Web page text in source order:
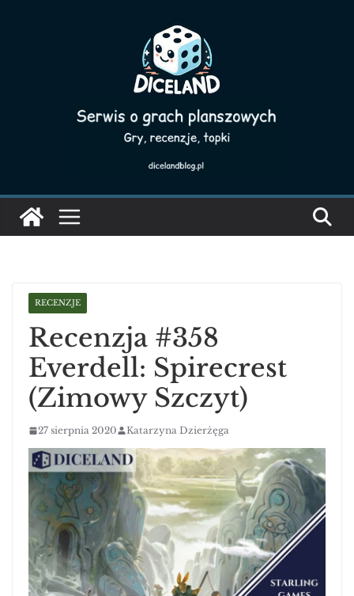
RECENZJE
Recenzja #358
Everdell: Spirecrest
(Zimowy Szczyt)
27 sierpnia 2020 Katarzyna Dzierżęga